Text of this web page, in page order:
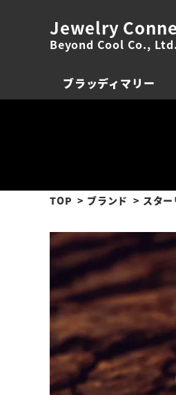
Jewelry
Beyond Cool Co.,
ブラッディマリー
TOP ブランド スタ